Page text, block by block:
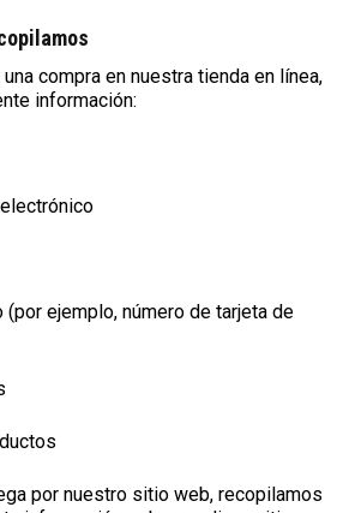
compra en nuestra tienda en línea,
información:
ejemplo, número de tarjeta de
por nuestro sitio web, recopilamos